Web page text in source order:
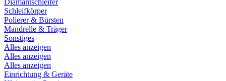
Diamantschleifer
Schleifkörper
Polierer & Bürsten
Mandrelle & Träger
Sonstiges
Alles anzeigen
Alles anzeigen
Alles anzeigen
Einrichtung & Geräte